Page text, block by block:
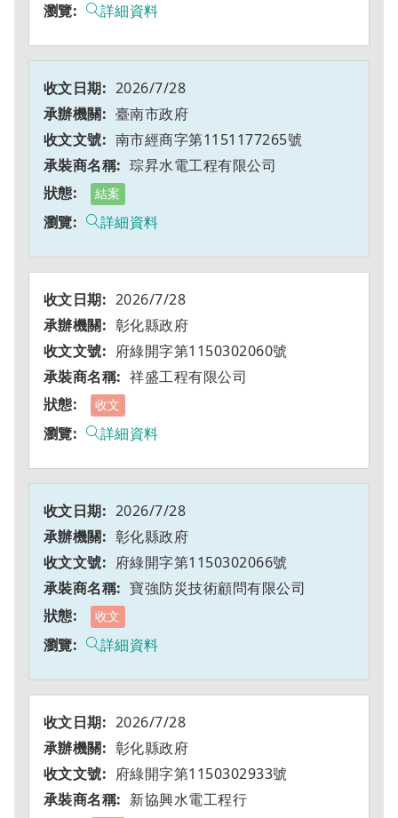
詳細資料
2026/7/28
臺南市政府
南市經商字第1151177265號
琮昇水電工程有限公司
結案
詳細資料
2026/7/28
彰化縣政府
府綠開字第1150302060號
祥盛工程有限公司
收文
詳細資料
2026/7/28
彰化縣政府
府綠開字第1150302066號
寶強防災技術顧問有限公司
收文
詳細資料
2026/7/28
彰化縣政府
府綠開字第1150302933號
新協興水電工程行